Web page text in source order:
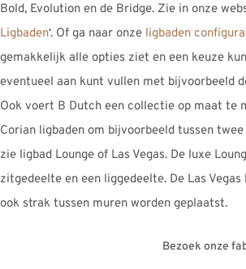
Bold, Evolution en de Bridge. Zie in onze
Ligbaden‘. Of ga naar onze ligbaden
gemakkelijk alle opties ziet en een keuze
eventueel aan kunt vullen met bijvoorbeeld
Ook voert B Dutcheen collectie op maat te
Corian ligbaden om bijvoorbeeld tussen
zie ligbad Lounge of Las Vegas. De luxe
zitgedeelte en een liggedeelte. De Las
ook strak tussen muren worden geplaatst.
Bezoek onze